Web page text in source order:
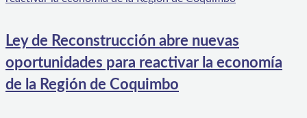
Ley de Reconstrucción abre nuevas
oportunidades para reactivar la economía
de la Región de Coquimbo